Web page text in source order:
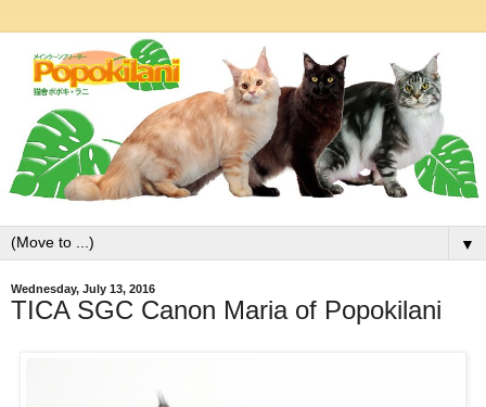
▼
Wednesday, July 13, 2016
TICA SGC Canon Maria of Popokilani